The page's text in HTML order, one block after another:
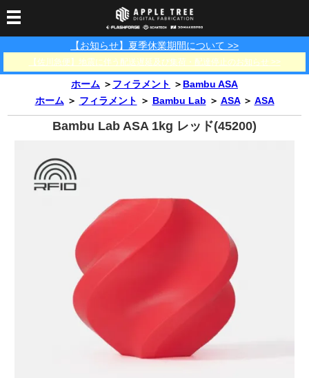
【お知らせ】夏季休業期間について >>
【佐川急便】地震に伴う配送遅延及び集荷・配達停止のお知らせ >>
3Dプリンター
3Dプリンター一覧 FLASHFORGE Bambu Lab
3Dスキャナー
SCANOLOGY 3DeVOK 3Dスキャナー消耗品
3DMakerpro
フィラメント
フィラメント一覧 FLASHFORGE Bambu Lab
光造形用レジン
レジン洗浄液
その他
フィラメント乾燥・防
湿ボックス
フィラメント保管用乾
燥剤
カプトンテープ
PP用タックシート
在庫処分セール
サポート
お問い合わせ ダウンロード FAQ
ショールーム
オフィシャルサイト
法人窓口
ホーム ＞ フィラメント ＞ Bambu ASA
ホーム ＞ フィラメント ＞ Bambu Lab ＞ ASA ＞ ASA
Bambu Lab ASA 1kg レッド(45200)